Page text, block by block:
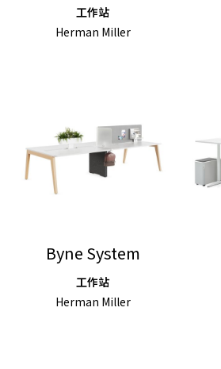
工作站
Herman Miller
Byne System
工作站
Herman Miller